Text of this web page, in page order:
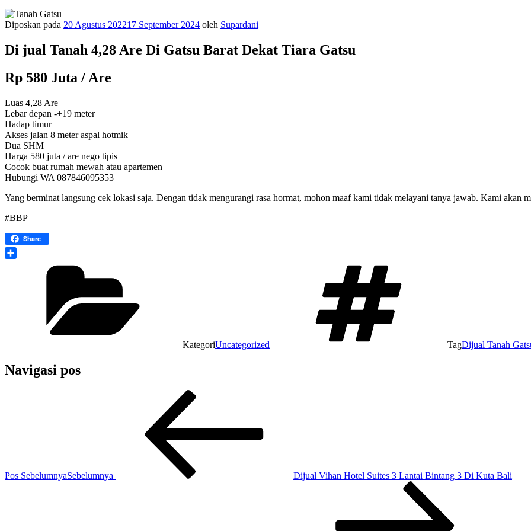
Diposkan pada 20 Agustus 202217 September 2024 oleh Supardani
Di jual Tanah 4,28 Are Di Gatsu Barat Dekat Tiara Gatsu
Rp 580 Juta / Are
Luas 4,28 Are
Lebar depan -+19 meter
Hadap timur
Akses jalan 8 meter aspal hotmik
Dua SHM
Harga 580 juta / are nego tipis
Cocok buat rumah mewah atau apartemen
Hubungi WA 087846095353
Yang berminat langsung cek lokasi saja. Dengan tidak mengurangi rasa hormat, mohon maaf kami tidak melayani tanya jawab. Kami akan
#BBP
Share
KategoriUncategorized TagDijual Tanah
Navigasi pos
Pos SebelumnyaSebelumnya Dijual Vihan Hotel Suites 3 Lantai Bintang 3 Di Kuta Bali